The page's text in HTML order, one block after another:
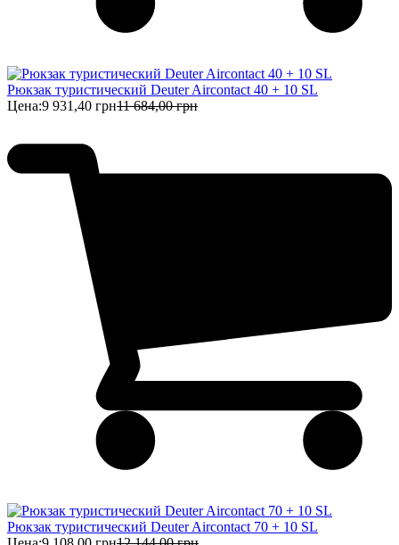
Рюкзак туристический Deuter Aircontact 40 + 10 SL
Цена:9 931,40 грн11 684,00 грн
Рюкзак туристический Deuter Aircontact 70 + 10 SL